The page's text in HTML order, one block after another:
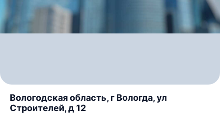
Вологодская область, г Вологда, ул
Строителей, д 12